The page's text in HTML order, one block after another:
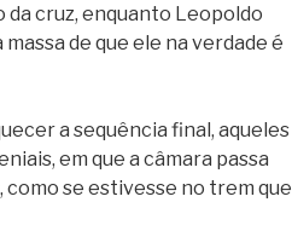
cruz, enquanto Leopoldo
de que ele na verdade é
a sequência final, aqueles
em que a câmara passa
como se estivesse no trem que